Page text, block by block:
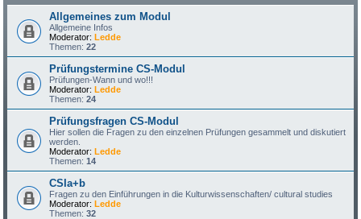
Allgemeines zum Modul
Allgemeine Infos
Moderator: Ledde
Themen:22
Prüfungstermine CS-Modul
Prüfungen-Wann und wo!!!
Moderator: Ledde
Themen:24
Prüfungsfragen CS-Modul
Hier sollen die Fragen zu den einzelnen Prüfungen gesammelt und diskutiert
werden.
Moderator: Ledde
Themen:14
CSIa+b
Fragen zu den Einführungen in die Kulturwissenschaften/ cultural studies
Moderator: Ledde
Themen:32